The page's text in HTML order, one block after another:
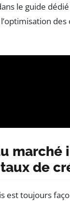
le guide
des
de
est toujours